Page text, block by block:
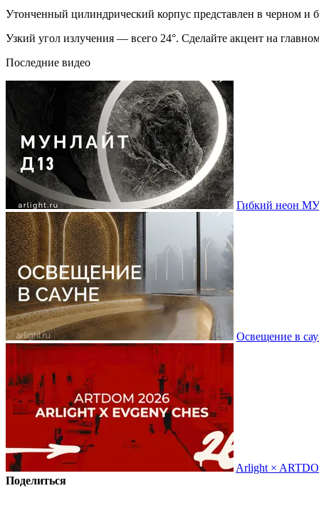
Утонченный цилиндрический корпус представлен в черном
Узкий угол излучения — всего 24°. Сделайте акцент на
Последние видео
Гибкий неон
Освещение в
Arlight ×
Поделиться